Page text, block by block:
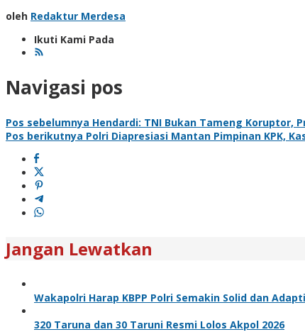
oleh Redaktur Merdesa
Ikuti Kami Pada
Navigasi pos
Pos sebelumnya Hendardi: TNI Bukan Tameng Koruptor,
Pos berikutnya Polri Diapresiasi Mantan Pimpinan KPK,
Jangan Lewatkan
Wakapolri Harap KBPP Polri Semakin Solid dan
320 Taruna dan 30 Taruni Resmi Lolos Akpol 2026